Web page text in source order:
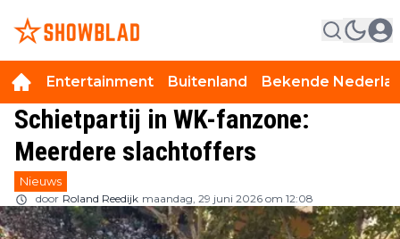
Entertainment Buitenland Bekende
Schietpartij in WK-fanzone:
Meerdere slachtoffers
Nieuws
door Roland Reedijk maandag, 29 juni 2026 om 12:08